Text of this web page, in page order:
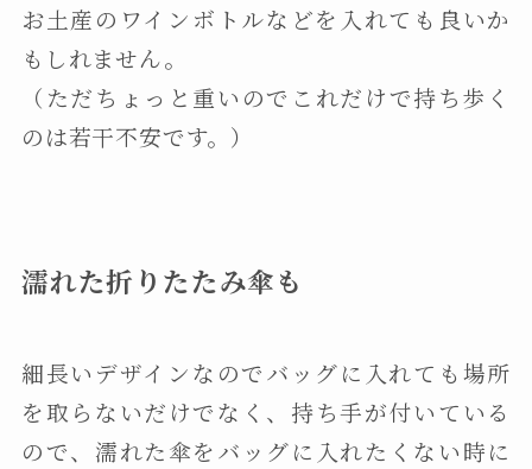
お土産のワインボトルなどを入れても良いか
もしれません。
（ただちょっと重いのでこれだけで持ち歩く
のは若干不安です。）
濡れた折りたたみ傘も
細長いデザインなのでバッグに入れても場所
を取らないだけでなく、持ち手が付いている
ので、濡れた傘をバッグに入れたくない時に